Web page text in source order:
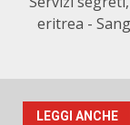
eritrea -
LEGGI ANCHE